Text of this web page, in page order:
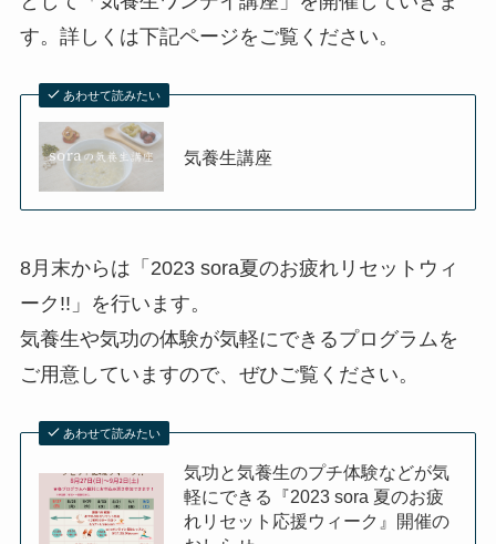
す。詳しくは下記ページをご覧ください。
あわせて読みたい
気養生講座
8月末からは「2023 sora夏のお疲れリセットウィ
ーク!!」を行います。
気養生や気功の体験が気軽にできるプログラムを
ご用意していますので、ぜひご覧ください。
あわせて読みたい
気功と気養生のプチ体験などが気
軽にできる『2023 sora 夏のお疲
れリセット応援ウィーク』開催の